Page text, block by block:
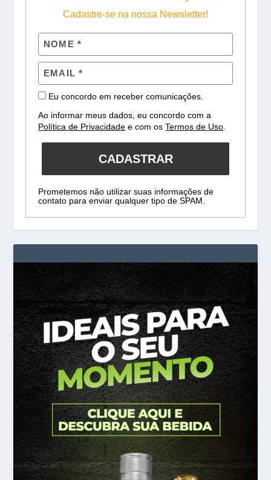
Cadastre-se na nossa Newsletter!
Eu concordo em receber comunicações.
Ao informar meus dados, eu concordo com a
Política de Privacidade e com osTermos de Uso
CADASTRAR
Prometemos não utilizar suas informações de
contato para enviar qualquer tipo de SPAM.